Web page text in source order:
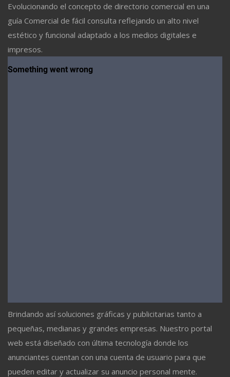
Evolucionando el concepto de directorio comercial en una
guía Comercial de fácil consulta reflejando un alto nivel
estético y funcional adaptado a los medios digitales e
impresos.
Brindando así soluciones gráficas y publicitarias tanto a
pequeñas, medianas y grandes empresas. Nuestro portal
web está diseñado con última tecnología donde los
anunciantes cuentan con una cuenta de usuario para que
pueden editar y actualizar su anuncio personal mente.